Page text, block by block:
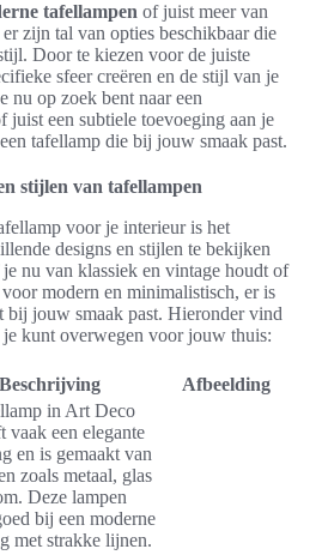
tafellampen of juist meer van
er zijn tal van opties beschikbaar die
Door te kiezen voor de juiste
sfeer creëren en de stijl van je
nu op zoek bent naar een
juist een subtiele toevoeging aan je
tafellamp die bij jouw smaak past.
stijlen van tafellampen
voor je interieur is het
designs en stijlen te bekijken
nu van klassiek en vintage houdt of
modern en minimalistisch, er is
bij jouw smaak past. Hieronder vind
kunt overwegen voor jouw thuis:
Beschrijving Afbeelding
in Art Deco
vaak een elegante
en is gemaakt van
zoals metaal, glas
Deze lampen
bij een moderne
met strakke lijnen.